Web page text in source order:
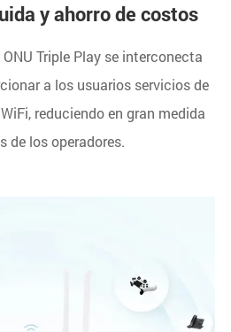
y ahorro de costos
ONU Triple Play se interconecta
a los usuarios servicios de
reduciendo en gran medida
de los operadores.